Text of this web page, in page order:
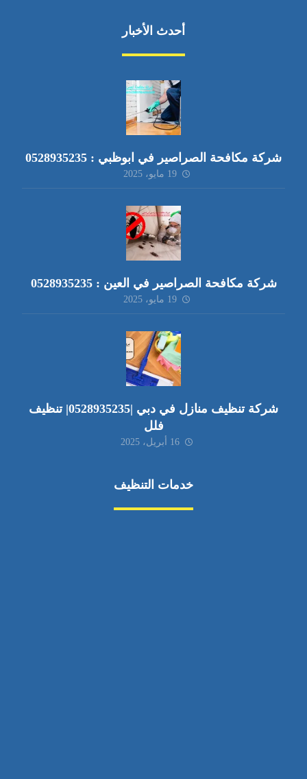
أحدث الأخبار
شركة مكافحة الصراصير في ابوظبي : 0528935235
19 مايو، 2025
شركة مكافحة الصراصير في العين : 0528935235
19 مايو، 2025
شركة تنظيف منازل في دبي |0528935235| تنظيف
فلل
16 أبريل، 2025
خدمات التنظيف